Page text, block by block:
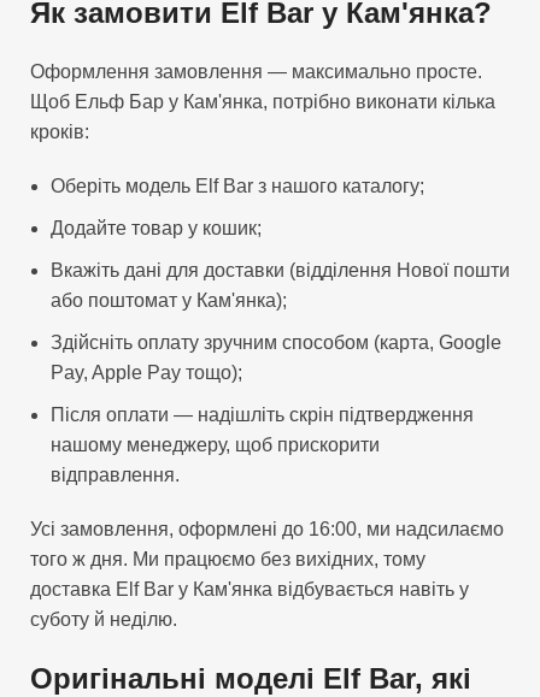
Як замовити Elf Bar у Кам'янка?
Оформлення замовлення — максимально просте.
Щоб Ельф Бар у Кам'янка, потрібно виконати кілька
кроків:
Оберіть модель Elf Bar з нашого каталогу;
Додайте товар у кошик;
Вкажіть дані для доставки (відділення Нової пошти
або поштомат у Кам'янка);
Здійсніть оплату зручним способом (карта, Google
Pay, Apple Pay тощо);
Після оплати — надішліть скрін підтвердження
нашому менеджеру, щоб прискорити
відправлення.
Усі замовлення, оформлені до 16:00, ми надсилаємо
того ж дня. Ми працюємо без вихідних, тому
доставка Elf Bar у Кам'янка відбувається навіть у
суботу й неділю.
Оригінальні моделі Elf Bar, які